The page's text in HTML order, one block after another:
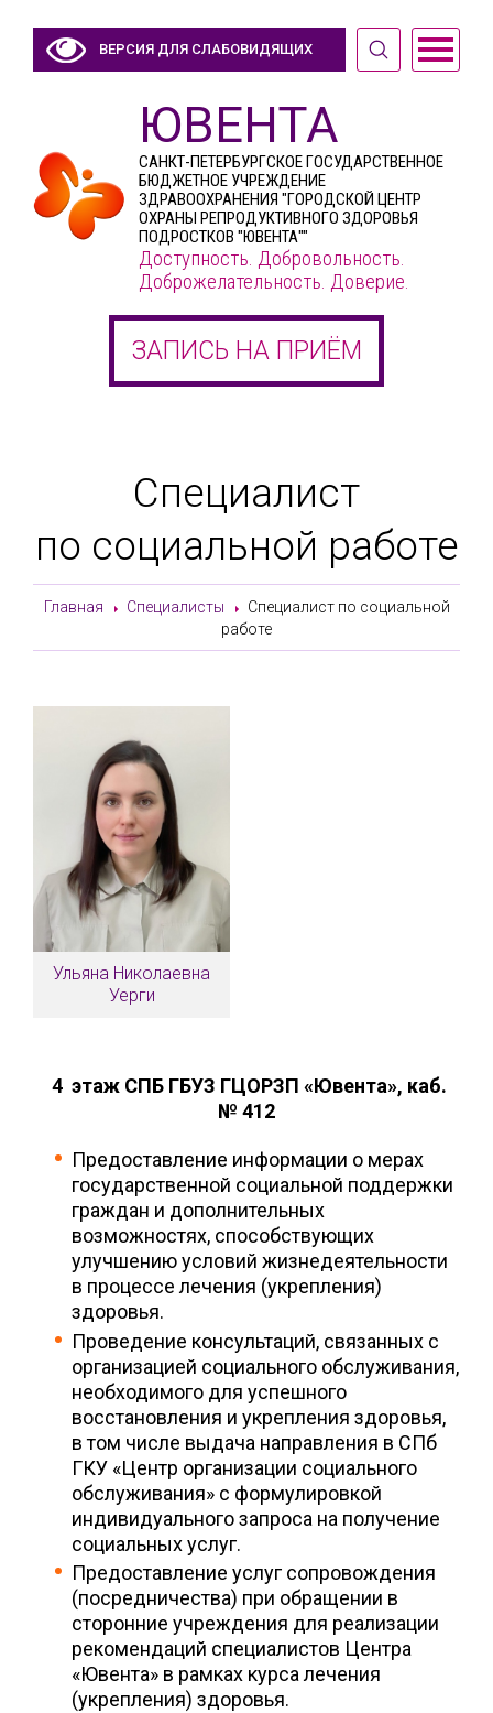
ВЕРСИЯ ДЛЯ СЛАБОВИДЯЩИХ
ЮВЕНТА
САНКТ-ПЕТЕРБУРГСКОЕ ГОСУДАРСТВЕННОЕ
БЮДЖЕТНОЕ УЧРЕЖДЕНИЕ
ЗДРАВООХРАНЕНИЯ "ГОРОДСКОЙ ЦЕНТР
ОХРАНЫ РЕПРОДУКТИВНОГО ЗДОРОВЬЯ
ПОДРОСТКОВ "ЮВЕНТА""
Доступность. Добровольность.
Доброжелательность. Доверие.
ЗАПИСЬ НА ПРИЁМ
Специалист
по социальной работе
Главная Специалисты
Специалист по социальной
работе
Ульяна Николаевна
Уерги
4 этаж СПБ ГБУЗ ГЦОРЗП «Ювента», каб.
№ 412
Предоставление информации о мерах
государственной социальной поддержки
граждан и дополнительных
возможностях, способствующих
улучшению условий жизнедеятельности
в процессе лечения (укрепления)
здоровья.
Проведение консультаций, связанных с
организацией социального обслуживания,
необходимого для успешного
восстановления и укрепления здоровья,
в том числе выдача направления в СПб
ГКУ «Центр организации социального
обслуживания» с формулировкой
индивидуального запроса на получение
социальных услуг.
Предоставление услуг сопровождения
(посредничества) при обращении в
сторонние учреждения для реализации
рекомендаций специалистов Центра
«Ювента» в рамках курса лечения
(укрепления) здоровья.